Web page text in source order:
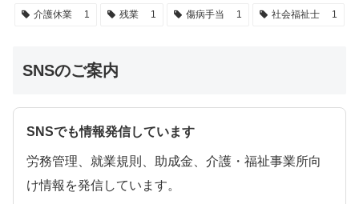
介護休業 1 残業 1 傷病手当 1 社会福祉士 1
SNSのご案内
SNSでも情報発信しています
労務管理、就業規則、助成金、介護・福祉事業所向
け情報を発信しています。